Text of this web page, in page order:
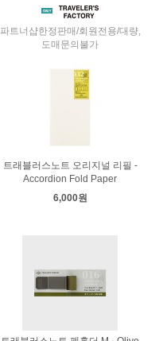
파트너샵한정판매/회원전용/대량,
도매문의불가
트래블러스노트 오리지널 리필 -
Accordion Fold Paper
6,000원